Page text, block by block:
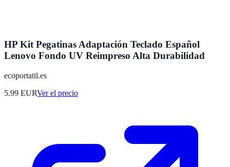
HP Kit Pegatinas Adaptación Teclado Español
Lenovo Fondo UV Reimpreso Alta Durabilidad
ecoportatil.es
5.99 EURVer el precio